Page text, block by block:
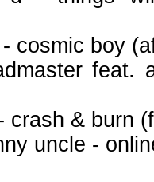
cosmic boy
feat.
crash & burn
uncle -